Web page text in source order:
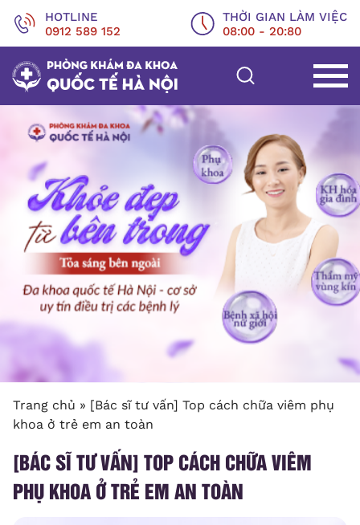
HOTLINE
0912 589 152
THỜI GIAN LÀM VIỆC
08:00 - 20:80
Trang chủ » [Bác sĩ tư vấn] Top cách chữa viêm phụ
khoa ở trẻ em an toàn
[BÁC SĨ TƯ VẤN] TOP CÁCH CHỮA VIÊM
PHỤ KHOA Ở TRẺ EM AN TOÀN